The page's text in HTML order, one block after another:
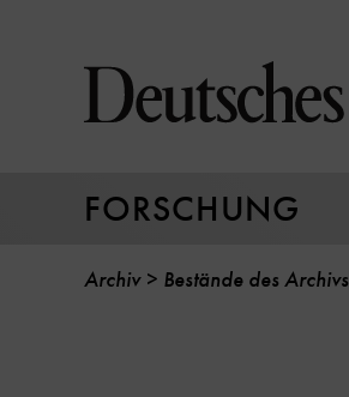
Seiteninhalt
springen
FORSCHUNG
Archiv Bestände des Archivs